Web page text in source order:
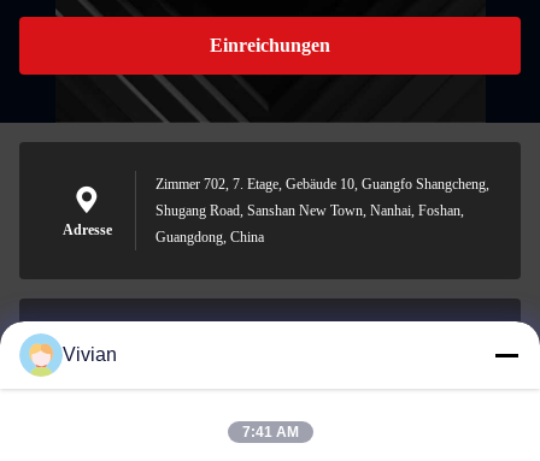
Einreichungen
Adresse
Zimmer 702, 7. Etage, Gebäude 10, Guangfo Shangcheng,
Shugang Road, Sanshan New Town, Nanhai, Foshan,
Guangdong, China
Vivian
7:41 AM